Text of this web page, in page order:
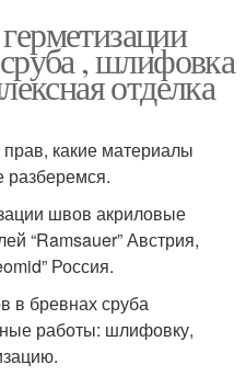
, шлифовка
отделка
какие материалы
разберемся.
швов акриловые
“Ramsauer” Австрия,
Россия.
в бревнах сруба
работы: шлифовку,